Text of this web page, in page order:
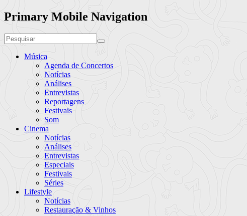
Primary Mobile Navigation
Música
Agenda de Concertos
Notícias
Análises
Entrevistas
Reportagens
Festivais
Som
Cinema
Notícias
Análises
Entrevistas
Especiais
Festivais
Séries
Lifestyle
Notícias
Restauração & Vinhos